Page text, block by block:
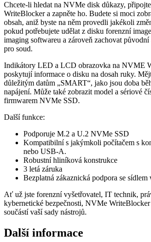
Chcete-li hledat na NVMe disk důkazy,
WriteBlocker a zapněte ho. Budete si moci
obsah, aniž byste na něm provedli jakékoli
pokud potřebujete udělat z disku forenzní
imaging softwareu a zároveň zachovat
pro soud.
Indikátory LED a LCD obrazovka na NVME
poskytují informace o disku na dosah ruky.
důležitým datům „SMART“, jako jsou doba
napájení. Může také zobrazit model a sériové
firmwarem NVMe SSD.
Další funkce:
Podporuje M.2 a U.2 NVMe SSD
Kompatibilní s jakýmkoli počítačem s
nebo USB-A.
Robustní hliníková konstrukce
3 letá záruka
Bezplatná zákaznická podpora se
Ať už jste forenzní vyšetřovatel, IT technik,
kybernetické bezpečnosti, NVMe
součástí vaší sady nástrojů.
Další informace